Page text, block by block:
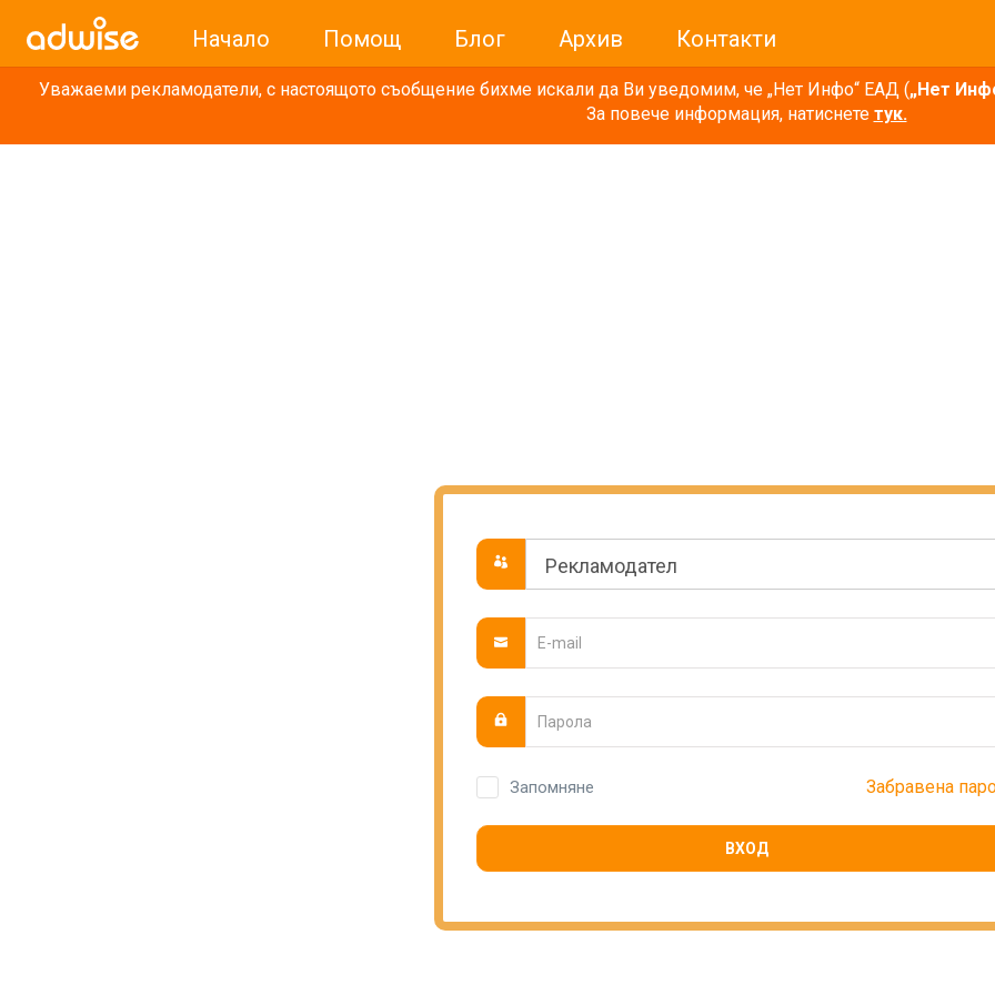
Начало Помощ Блог Архив Контакти
Уважаеми рекламодатели, с настоящото съобщение бихме искали да Ви уведомим, че „Нет Инфо“ ЕАД („Нет
За повече информация, натиснете тук.
Запомняне Забравена
ВХОД